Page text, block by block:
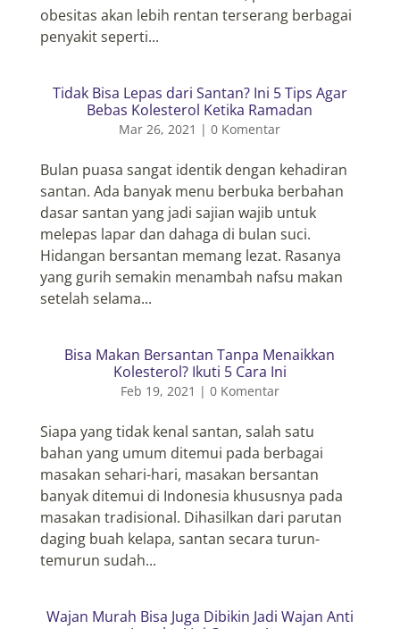
obesitas akan lebih rentan terserang berbagai
penyakit seperti...
Tidak Bisa Lepas dari Santan? Ini 5 Tips Agar
Bebas Kolesterol Ketika Ramadan
Mar 26, 2021 |0 Komentar
Bulan puasa sangat identik dengan kehadiran
santan. Ada banyak menu berbuka berbahan
dasar santan yang jadi sajian wajib untuk
melepas lapar dan dahaga di bulan suci.
Hidangan bersantan memang lezat. Rasanya
yang gurih semakin menambah nafsu makan
setelah selama...
Bisa Makan Bersantan Tanpa Menaikkan
Kolesterol? Ikuti 5 Cara Ini
Feb 19, 2021 | 0 Komentar
Siapa yang tidak kenal santan, salah satu
bahan yang umum ditemui pada berbagai
masakan sehari-hari, masakan bersantan
banyak ditemui di Indonesia khususnya pada
masakan tradisional. Dihasilkan dari parutan
daging buah kelapa, santan secara turun-
temurun sudah...
Wajan Murah Bisa Juga Dibikin Jadi Wajan Anti